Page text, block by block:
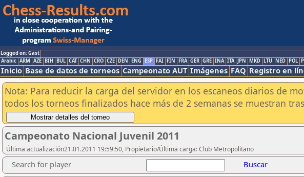
Logged on: Gast
Arabic ARM AZE BIH BUL CAT CHN CRO CZE DEN ENG ESP FAI FIN FRA GER GRE INA ITA JPN MKD LTU NED POL
Inicio Base de datos de torneos Campeonato AUT Imágenes FAQ Registro en
Nota: Para reducir la carga del servidor en los escaneos diarios de
todos los torneos finalizados hace más de 2 semanas se muestran
Campeonato Nacional Juvenil 2011
Última actualización21.01.2011 19:59:50, Propietario/Última carga: Club Metropolitano
Search for player Buscar